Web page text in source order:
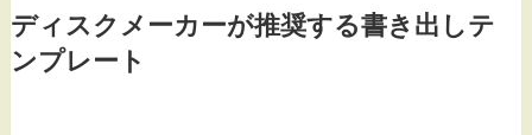
ディスクメーカーが推奨する書き出しテ
ンプレート